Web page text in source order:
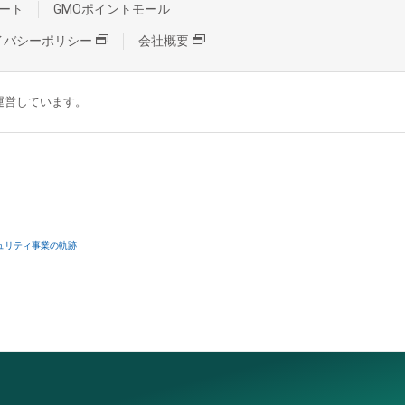
ト GMOポイントモール
バシーポリシー 会社概要
しています。
リティ事業の軌跡